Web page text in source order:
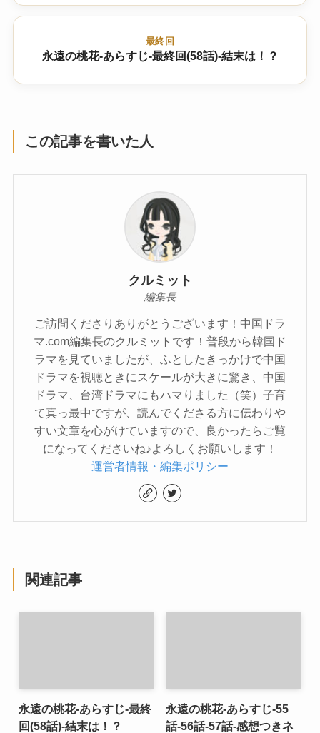
最終回
永遠の桃花-あらすじ-最終回(58話)-結末は！？
この記事を書いた人
クルミット
編集長
ご訪問くださりありがとうございます！中国ドラ
マ.com編集長のクルミットです！普段から韓国ド
ラマを見ていましたが、ふとしたきっかけで中国
ドラマを視聴ときにスケールが大きに驚き、中国
ドラマ、台湾ドラマにもハマりました（笑）子育
て真っ最中ですが、読んでくださる方に伝わりや
すい文章を心がけていますので、良かったらご覧
になってくださいね♪よろしくお願いします！
運営者情報・編集ポリシー
関連記事
永遠の桃花-あらすじ-最終
回(58話)-結末は！？
永遠の桃花-あらすじ-55
話-56話-57話-感想つきネ